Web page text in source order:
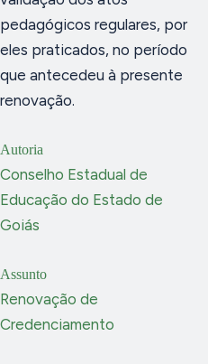
pedagógicos regulares, por
eles praticados, no período
que antecedeu à presente
renovação.
Autoria
Conselho Estadual de
Educação do Estado de
Goiás
Assunto
Renovação de
Credenciamento